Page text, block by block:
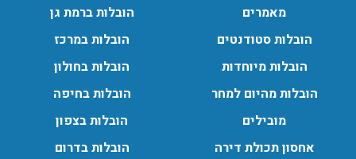
מאמרים
הובלות סטודנטים
הובלות מיוחדות
הובלות מהיום למחר
מובילים
אחסון תכולת דירה
הובלות ברמת גן
הובלות במרכז
הובלות בחולון
הובלות בחיפה
הובלות בצפון
הובלות בדרום